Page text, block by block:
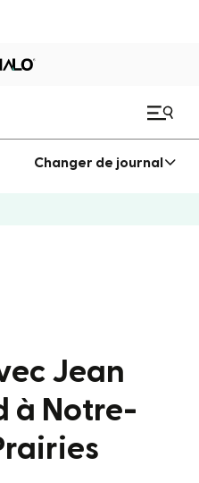
Changer de journal
Jean
à Notre-